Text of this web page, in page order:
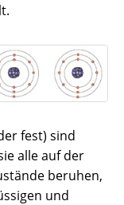
fest) sind
alle auf der
beruhen,
und